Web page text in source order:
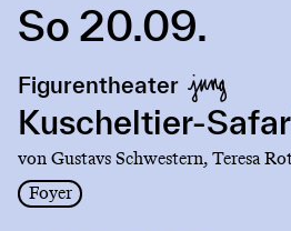
Link
Kuscheltier-
Safari
So 20.09.
Figurentheater
Kuscheltier-
von Gustavs Schwestern, Teresa
Foyer